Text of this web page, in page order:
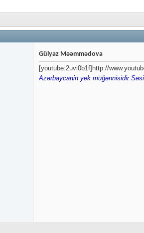
Gülyaz Məəmmədova
[youtube:2uvi0b1f]http://
Azərbaycanin yek